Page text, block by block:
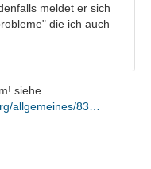
meldet er sich
die ich auch
siehe
allgemeines/83…